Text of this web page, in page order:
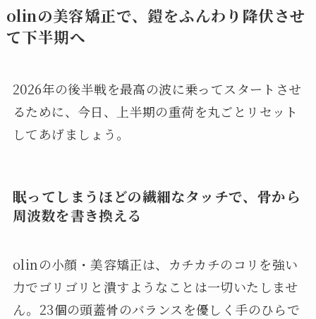
olinの美容矯正で、鎧をふんわり降伏させ
て下半期へ
2026年の後半戦を最高の波に乗ってスタートさせ
るために、今日、上半期の重荷を丸ごとリセット
してあげましょう。
眠ってしまうほどの繊細なタッチで、骨から
周波数を書き換える
olinの小顔・美容矯正は、カチカチのコリを強い
力でゴリゴリと潰すようなことは一切いたしませ
ん。23個の頭蓋骨のバランスを優しく手のひらで